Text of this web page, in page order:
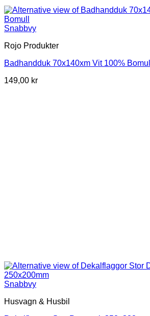
Snabbvy
Rojo Produkter
Badhandduk 70x140xm Vit 100% Bomull
149,00 kr
Snabbvy
Husvagn & Husbil